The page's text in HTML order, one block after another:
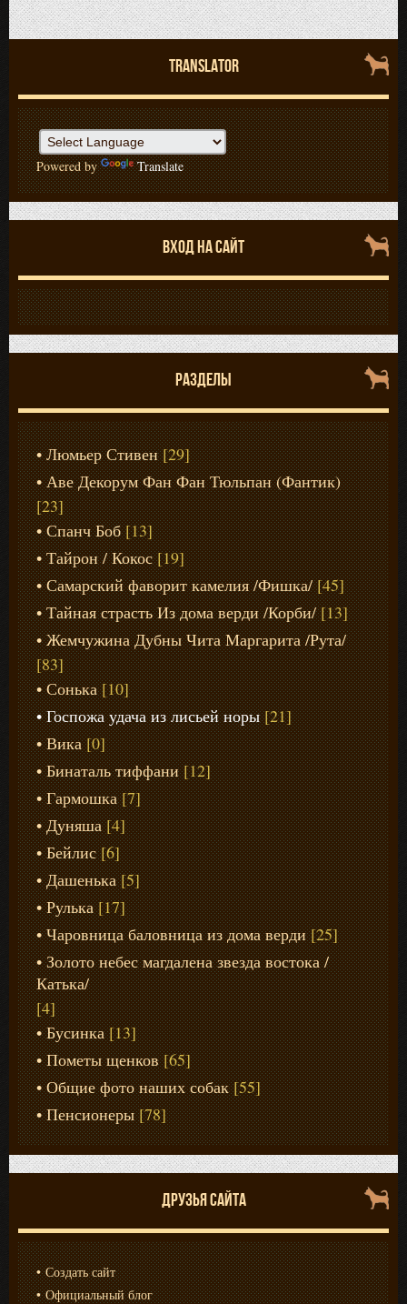
TRANSLATOR
Powered by Translate
ВХОД НА САЙТ
РАЗДЕЛЫ
Люмьер Стивен [29]
Аве Декорум Фан Фан Тюльпан (Фантик)
[23]
Спанч Боб [13]
Тайрон / Кокос [19]
Самарский фаворит камелия /Фишка/ [45]
Тайная страсть Из дома верди /Корби/ [13]
Жемчужина Дубны Чита Маргарита /Рута/
[83]
Сонька [10]
Госпожа удача из лисьей норы [21]
Вика [0]
Бинаталь тиффани [12]
Гармошка [7]
Дуняша [4]
Бейлис [6]
Дашенька [5]
Рулька [17]
Чаровница баловница из дома верди [25]
Золото небес магдалена звезда востока /
Катька/
[4]
Бусинка [13]
Пометы щенков [65]
Общие фото наших собак [55]
Пенсионеры [78]
ДРУЗЬЯ САЙТА
Создать сайт
Официальный блог